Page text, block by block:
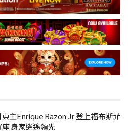
主Enrique Razon Jr 登上福布斯菲
身家遙遙領先